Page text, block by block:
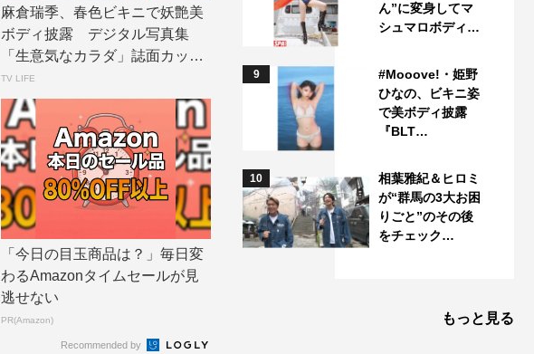
麻倉瑞季、春色ビキニで妖艶美
ボディ披露 デジタル写真集
「生意気なカラダ」誌面カット
公開 | TV L...
TV LIFE
「今日の目玉商品は？」毎日変
わるAmazonタイムセールが見
逃せない
PR(Amazon)
Recommended by
ん”に変身してマ
シュマロボディ…
9
#Mooove!・姫野
ひなの、ビキニ姿
で美ボディ披露
『BLT…
10
相葉雅紀＆ヒロミ
が“群馬の3大お困
りごと”のその後
をチェック…
もっと見る